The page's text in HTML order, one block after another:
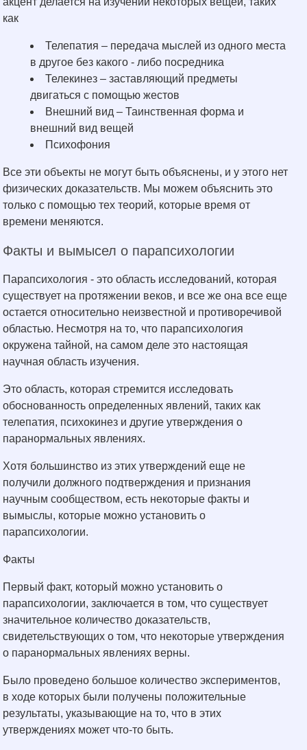
как
Телепатия – передача мыслей из одного места
в другое без какого - либо посредника
Телекинез – заставляющий предметы
двигаться с помощью жестов
Внешний вид – Таинственная форма и
внешний вид вещей
Психофония
Все эти объекты не могут быть объяснены, и у этого нет
физических доказательств. Мы можем объяснить это
только с помощью тех теорий, которые время от
времени меняются.
Факты и вымысел о парапсихологии
Парапсихология - это область исследований, которая
существует на протяжении веков, и все же она все еще
остается относительно неизвестной и противоречивой
областью. Несмотря на то, что парапсихология
окружена тайной, на самом деле это настоящая
научная область изучения.
Это область, которая стремится исследовать
обоснованность определенных явлений, таких как
телепатия, психокинез и другие утверждения о
паранормальных явлениях.
Хотя большинство из этих утверждений еще не
получили должного подтверждения и признания
научным сообществом, есть некоторые факты и
вымыслы, которые можно установить о
парапсихологии.
Факты
Первый факт, который можно установить о
парапсихологии, заключается в том, что существует
значительное количество доказательств,
свидетельствующих о том, что некоторые утверждения
о паранормальных явлениях верны.
Было проведено большое количество экспериментов,
в ходе которых были получены положительные
результаты, указывающие на то, что в этих
утверждениях может что-то быть.